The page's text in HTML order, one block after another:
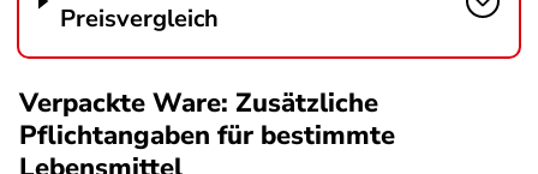
Preisvergleich
Verpackte Ware: Zusätzliche
Pflichtangaben für bestimmte